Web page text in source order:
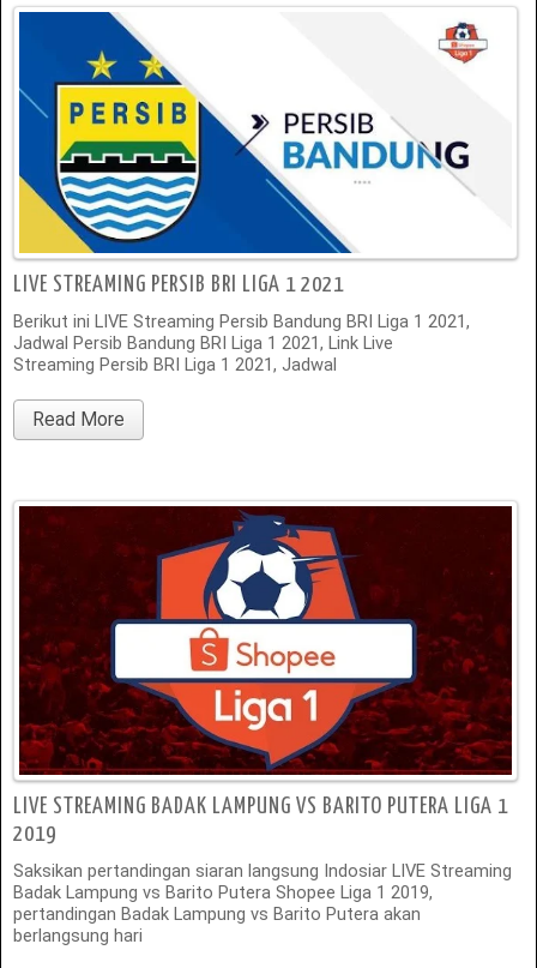
LIVE STREAMING PERSIB BRI LIGA 1 2021
Berikut ini LIVE Streaming Persib Bandung BRI Liga 1 2021,
Jadwal Persib Bandung BRI Liga 1 2021, Link Live
Streaming Persib BRI Liga 1 2021, Jadwal
Read More
LIVE STREAMING BADAK LAMPUNG VS BARITO PUTERA LIGA 1
2019
Saksikan pertandingan siaran langsung Indosiar LIVE Streaming
Badak Lampung vs Barito Putera Shopee Liga 1 2019,
pertandingan Badak Lampung vs Barito Putera akan
berlangsung hari